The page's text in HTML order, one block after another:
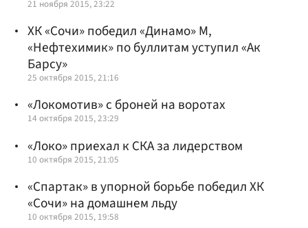
21 ноября 2015, 23:22
ХК «Сочи» победил «Динамо» М,
«Нефтехимик» по буллитам уступил «Ак
Барсу»
25 октября 2015, 21:16
«Локомотив» с броней на воротах
14 октября 2015, 23:29
«Локо» приехал к СКА за лидерством
10 октября 2015, 21:05
«Спартак» в упорной борьбе победил ХК
«Сочи» на домашнем льду
10 октября 2015, 19:58